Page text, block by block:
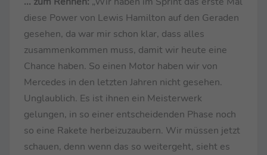
diese Power von Lewis Hamilton auf den Geraden
gesehen, da war mir schon klar, dass alles
zusammenkommen muss, damit wir heute eine
Chance haben. So einen Motor haben wir von
Mercedes in den letzten Jahren nicht gesehen.
Unglaublich. Es ist ihnen ein Meisterwerk
gelungen, in so einer entscheidenden Phase noch
so eine Rakete herbeizuzaubern. Wir müssen jetzt
schauen, denn wenn das so weitergeht, sieht es